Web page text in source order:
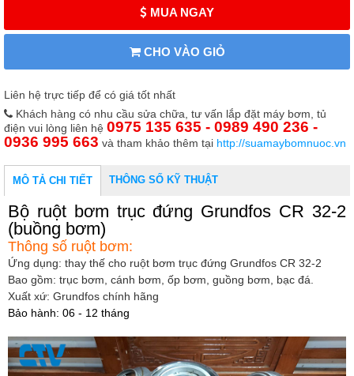
MUA NGAY
CHO VÀO GIỎ
Liên hệ trực tiếp để có giá tốt nhất
Khách hàng có nhu cầu sửa chữa, tư vấn lắp đặt máy bơm, tủ
điện vui lòng liên hệ 0975 135 635 - 0989 490 236 -
0936 995 663 và tham khảo thêm tại http://suamaybomnuoc.vn
MÔ TẢ CHI TIẾT THÔNG SỐ KỸ THUẬT
Bộ ruột bơm trục đứng Grundfos CR 32-2
(buồng bơm)
Thông số ruột bơm:
Ứng dụng: thay thế cho ruột bơm trục đứng Grundfos CR 32-2
Bao gồm: trục bơm, cánh bơm, ốp bơm, guồng bơm, bạc đá.
Xuất xứ: Grundfos chính hãng
Bảo hành: 06 - 12 tháng